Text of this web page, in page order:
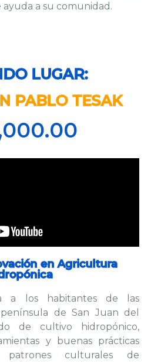
a su comunidad.
LUGAR:
PABLO TESAK
en Agricultura
a los habitantes de las
de San Juan del
de cultivo hidropónico,
y buenas prácticas
culturales de